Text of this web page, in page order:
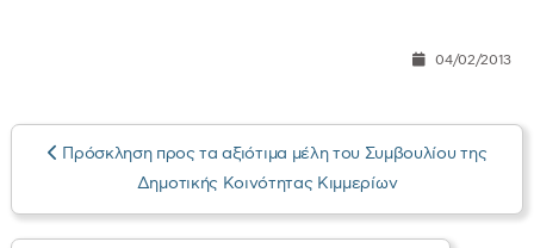
04/02/2013
Πρόσκληση προς τα αξιότιμα μέλη του Συμβουλίου της
Δημοτικής Κοινότητας Κιμμερίων